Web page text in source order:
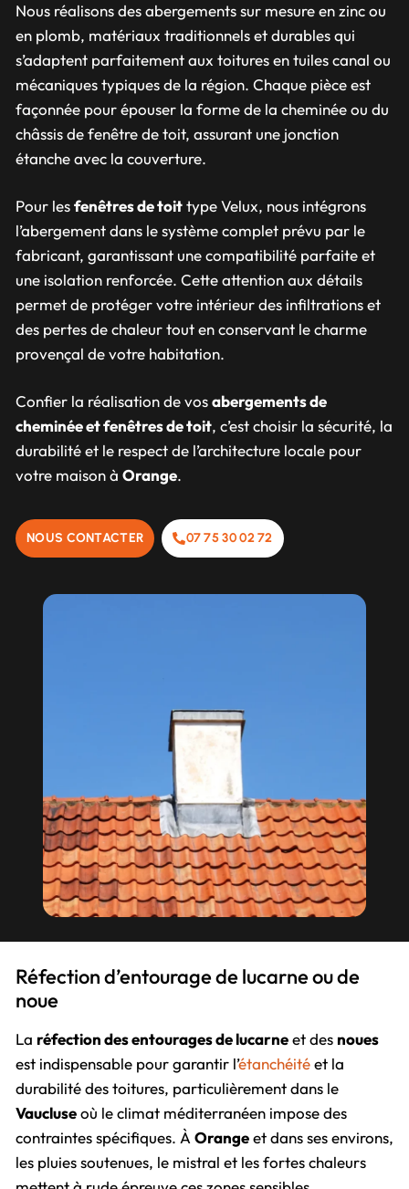
Nous réalisons des abergements sur mesure en zinc ou
en plomb, matériaux traditionnels et durables qui
s’adaptent parfaitement aux toitures en tuiles canal ou
mécaniques typiques de la région. Chaque pièce est
façonnée pour épouser la forme de la cheminée ou du
châssis de fenêtre de toit, assurant une jonction
étanche avec la couverture.
Pour lesfenêtres de toittype Velux, nous intégrons
l’abergement dans le système complet prévu par le
fabricant, garantissant une compatibilité parfaite et
une isolation renforcée. Cette attention aux détails
permet de protéger votre intérieur des infiltrations et
des pertes de chaleur tout en conservant le charme
provençal de votre habitation.
Confier la réalisation de vosabergements de
cheminée et fenêtres de toit, c’est choisir la sécurité, la
durabilité et le respect de l’architecture locale pour
votre maison à Orange.
NOUS CONTACTER 07 75 30 02 72
Réfection d’entourage de lucarne ou de
noue
La réfection des entourages de lucarneet des noues
est indispensable pour garantir l’étanchéitéet la
durabilité des toitures, particulièrement dans le
Vaucluseoù le climat méditerranéen impose des
contraintes spécifiques. ÀOrangeet dans ses environs,
les pluies soutenues, le mistral et les fortes chaleurs